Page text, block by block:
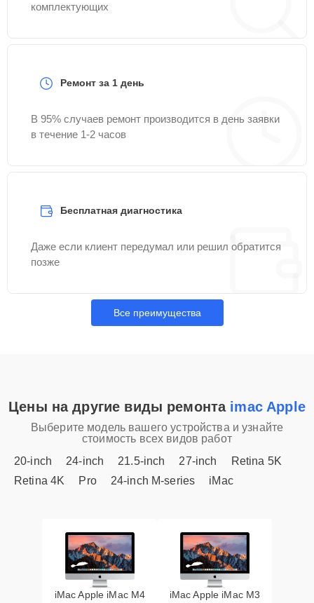
комплектующих
Ремонт за 1 день
В 95% случаев ремонт производится в день заявки
в течение 1-2 часов
Бесплатная диагностика
Даже если клиент передумал или решил обратится
позже
Все преимущества
Цены на другие виды ремонта imac Apple
Выберите модель вашего устройства и узнайте
стоимость всех видов работ
20-inch
24-inch 21.5-inch 27-inch
Retina 5K
Retina 4K
Pro 24-inch M-series iMac
iMac Apple iMac M4 iMac Apple iMac M3